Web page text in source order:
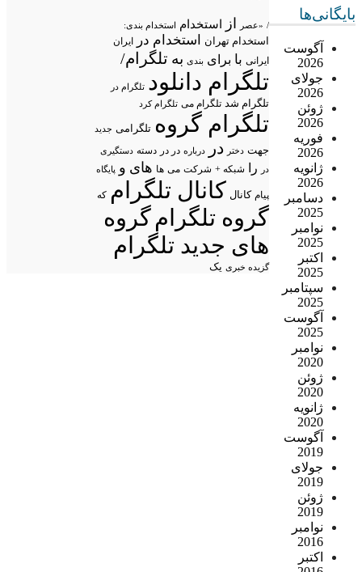
بایگانی‌ها
آگوست
2026
جولای
2026
ژوئن
2026
فوریه
2026
ژانویه
2026
دسامبر
2025
نوامبر
2025
اکتبر
2025
سپتامبر
2025
آگوست
2025
نوامبر
2020
ژوئن
2020
ژانویه
2020
آگوست
2019
جولای
2019
ژوئن
2019
نوامبر
2016
اکتبر
/ «عصر از استخدام استخدام بندی:
استخدام تهران استخدام در ایران
ایرانی با برای بندی به تلگرام/
تلگرام دانلود تلگرام در
تلگرام شد تلگرام می تلگرام کرد
تلگرام گروه تلگرامی جدید
جهت دختر در درباره در در دسته دستگیری
در
را شبکه + شرکت می ها های و پایگاه
پیام کانال کانال تلگرام که
گروه تلگرامگروه
های جدید تلگرام
گزیده خبری یک